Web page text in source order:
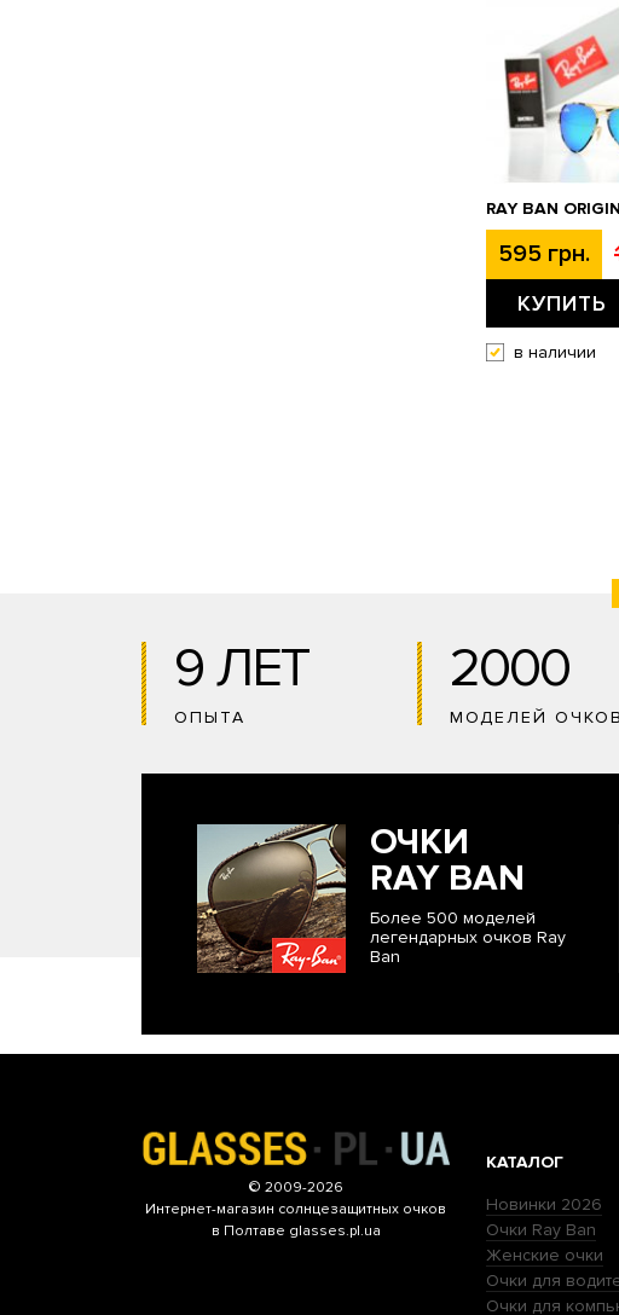
RAY BAN
595 грн.
КУПИТЬ
в наличии
9 ЛЕТ
ОПЫТА
2000
МОДЕЛЕЙ ОЧКОВ
ОЧКИ
RAY BAN
Более 500 моделей
легендарных очков Ray
Ban
© 2009-2026
Интернет-магазин солнцезащитных очков
в Полтаве glasses.pl.ua
КАТАЛОГ
Новинки 2026
Очки Ray Ban
Женские очки
Очки для
Очки для